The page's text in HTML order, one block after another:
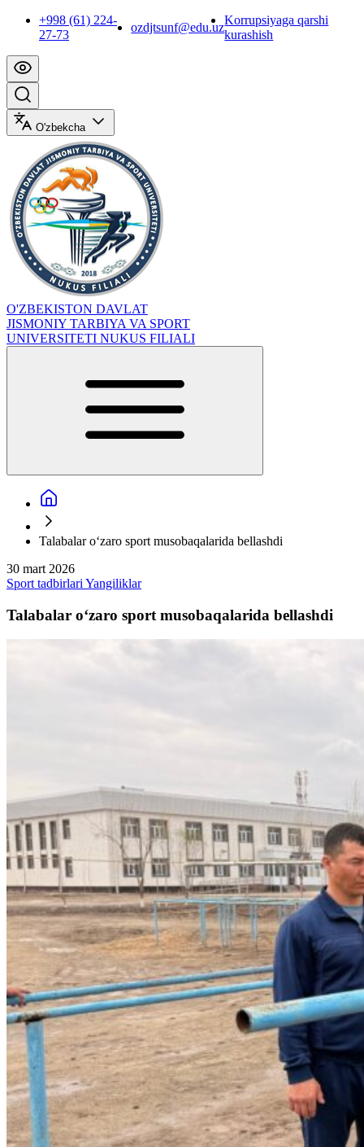
+998 (61) 224-
27-73
ozdjtsunf@edu.uz
Korrupsiyaga qarshi
kurashish
O'zbekcha
O'ZBEKISTON DAVLAT
JISMONIY TARBIYA VA SPORT
UNIVERSITETI NUKUS FILIALI
Talabalar o‘zaro sport musobaqalarida bellashdi
30 mart 2026
Sport tadbirlari Yangiliklar
Talabalar o‘zaro sport musobaqalarida bellashdi